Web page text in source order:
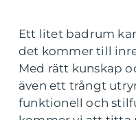
Ett litet badrum
det kommer till
Med rätt kunskap
även ett trångt
funktionell och